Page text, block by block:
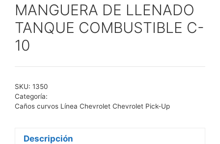
MANGUERA DE LLENADO
TANQUE COMBUSTIBLE C-
10
SKU: 1350
Categoría:
Caños curvos Línea Chevrolet Chevrolet Pick-Up
Descripción